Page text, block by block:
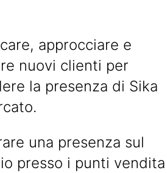
approcciare e
nuovi clienti per
la presenza di Sika
una presenza sul
presso i punti vendita